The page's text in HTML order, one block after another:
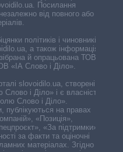
Посилання
від повного або
політиків і чиновників,
а також інформація про
й опрацьована ТОВ «ІА
«ІА Слово і Діло».
slovoidilo.ua, створені ГО
і Діло» і є власністю
Слово і Діло».
публікуються на правах
«Позиція»,
«За підтримки».
за факти та оціночні
матеріалах. Згідно з